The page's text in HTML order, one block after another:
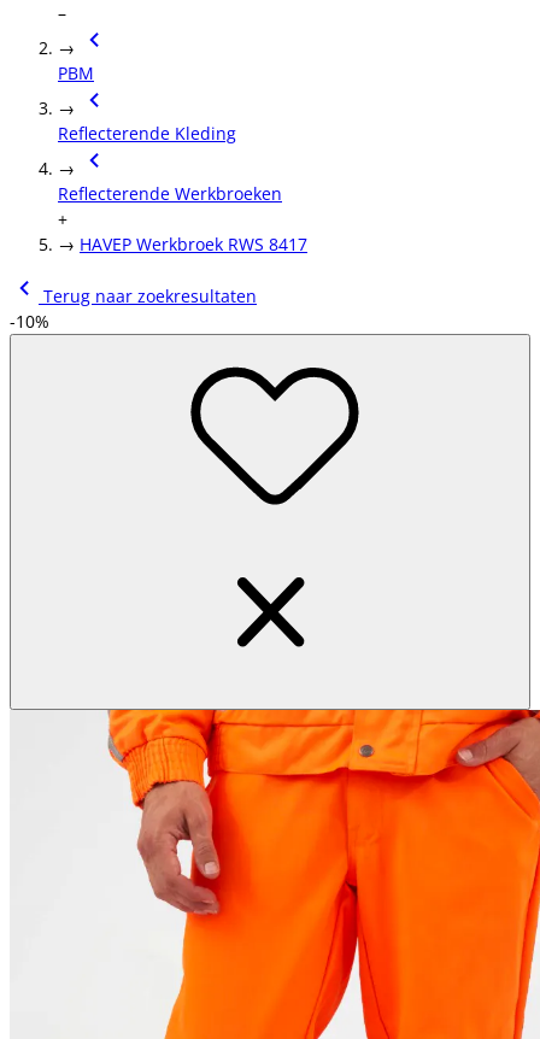
–
→
PBM
→
Reflecterende Kleding
→
Reflecterende Werkbroeken
+
→ HAVEP Werkbroek RWS 8417
Terug naar zoekresultaten
-10%